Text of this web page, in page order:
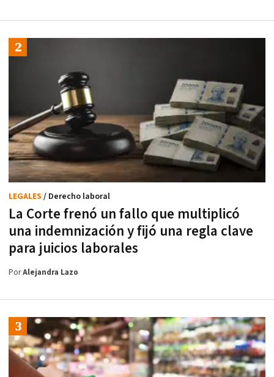
La Corte frenó un fallo que multiplicó
una indemnización y fijó una regla clave
para juicios laborales
LEGALES / Derecho laboral
PorAlejandra Lazo